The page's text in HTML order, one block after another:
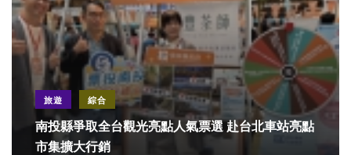
旅遊 綜合
南投縣爭取全台觀光亮點人氣票選 赴台北車站亮點
市集擴大行銷